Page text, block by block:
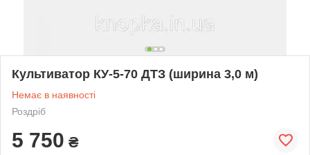
Культиватор КУ-5-70 ДТЗ (ширина 3,0 м)
Немає в наявності
Роздріб
5 750 ₴